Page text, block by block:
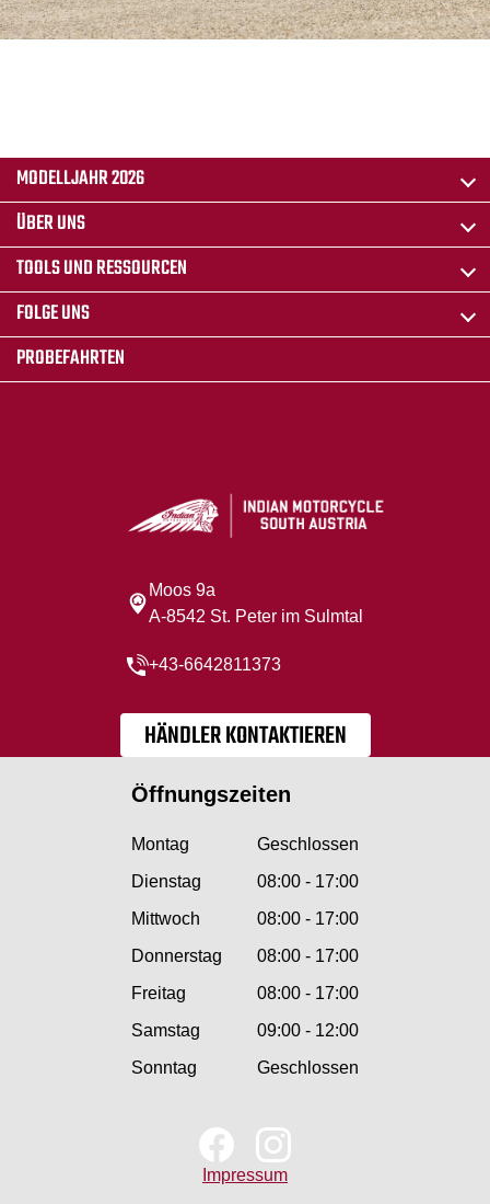
MODELLJAHR 2026
ÜBER UNS
TOOLS UND RESSOURCEN
FOLGE UNS
PROBEFAHRTEN
Moos 9a
A-8542 St. Peter im Sulmtal
+43-6642811373
HÄNDLER KONTAKTIEREN
Öffnungszeiten
Montag
Geschlossen
Dienstag
08:00 - 17:00
Mittwoch
08:00 - 17:00
Donnerstag
08:00 - 17:00
Freitag
08:00 - 17:00
Samstag
09:00 - 12:00
Sonntag
Geschlossen
Impressum